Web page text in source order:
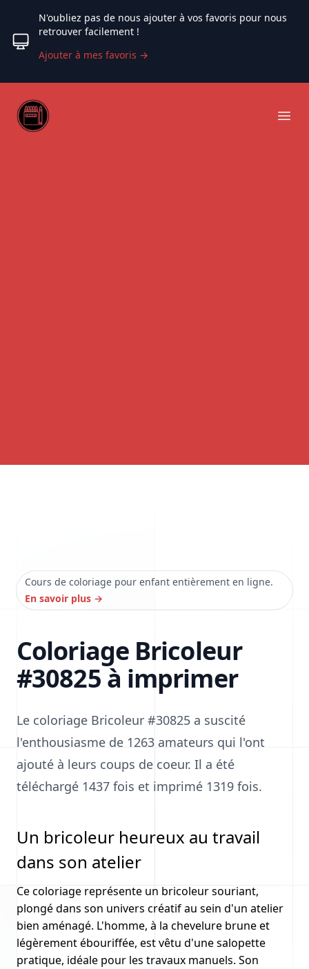
N'oubliez pas de nous ajouter à vos favoris pour nous
retrouver facilement !
Ajouter à mes favoris →
Web coloriage
Cours de coloriage pour enfant entièrement en ligne.
En savoir plus →
Coloriage Bricoleur
#30825 à imprimer
Le coloriage Bricoleur #30825 a suscité
l'enthousiasme de 1263 amateurs qui l'ont
ajouté à leurs coups de coeur. Il a été
téléchargé 1437 fois et imprimé 1319 fois.
Un bricoleur heureux au travail
dans son atelier
Ce coloriage représente un bricoleur souriant,
plongé dans son univers créatif au sein d'un atelier
bien aménagé. L'homme, à la chevelure brune et
légèrement ébouriffée, est vêtu d'une salopette
pratique, idéale pour les travaux manuels. Son